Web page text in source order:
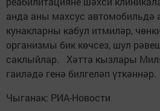
анда аны махсус автомобильдә
кунакларны кабул итмиләр,
организмы бик көчсез, шул
саклыйлар. Хәтта кызлары
гаиләдә генә билгеләп үткәннәр.
Чыганак: РИА-Новости